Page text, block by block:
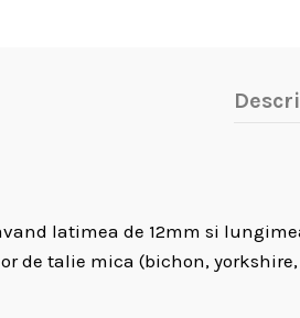
latimea de 12mm si
de talie mica (bichon,